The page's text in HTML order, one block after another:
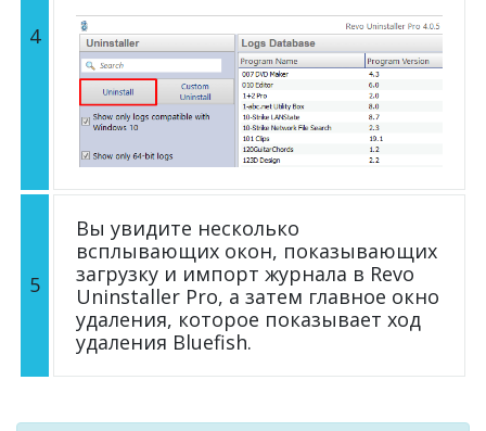
4
5
Вы увидите несколько
всплывающих окон, показывающих
загрузку и импорт журнала в Revo
Uninstaller Pro, а затем главное окно
удаления, которое показывает ход
удаления Bluefish.